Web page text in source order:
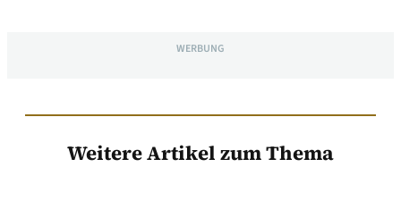
WERBUNG
Weitere Artikel zum Thema